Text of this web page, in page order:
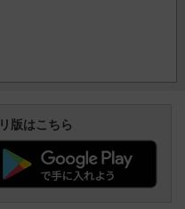
版はこちら